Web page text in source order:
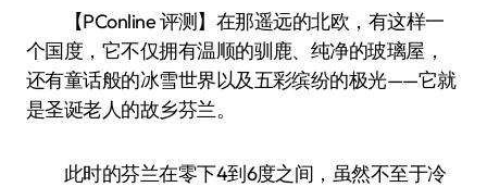
【PConline 评测】在那遥远的北欧，有这样一
个国度，它不仅拥有温顺的驯鹿、纯净的玻璃屋，
还有童话般的冰雪世界以及五彩缤纷的极光——它就
是圣诞老人的故乡芬兰。
此时的芬兰在零下4到6度之间，虽然不至于冷